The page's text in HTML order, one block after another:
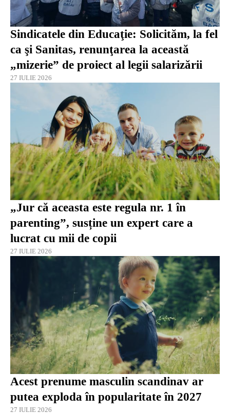
Sindicatele din Educaţie: Solicităm, la fel
ca şi Sanitas, renunţarea la această
„mizerie” de proiect al legii salarizării
27 IULIE 2026
„Jur că aceasta este regula nr. 1 în
parenting”, susține un expert care a
lucrat cu mii de copii
27 IULIE 2026
Acest prenume masculin scandinav ar
putea exploda în popularitate în 2027
27 IULIE 2026